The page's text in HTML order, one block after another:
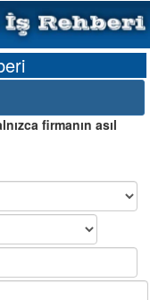
firmanın asıl